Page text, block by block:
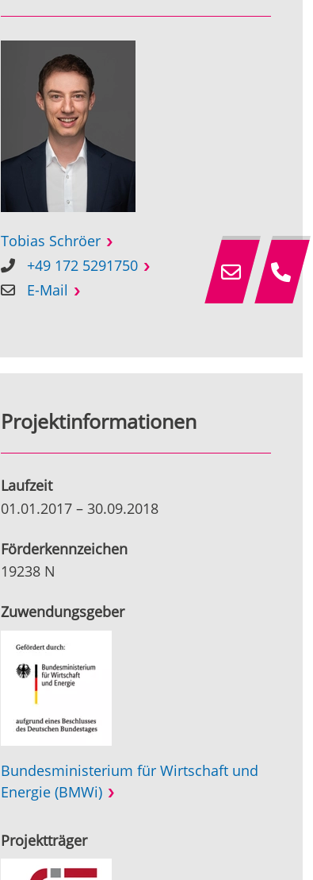
Tobias Schröer
+49 172 5291750
E-Mail
Projektinformationen
Laufzeit
01.01.2017– 30.09.2018
Förderkennzeichen
19238 N
Zuwendungsgeber
Bundesministerium für Wirtschaft und
Energie (BMWi)
Projektträger